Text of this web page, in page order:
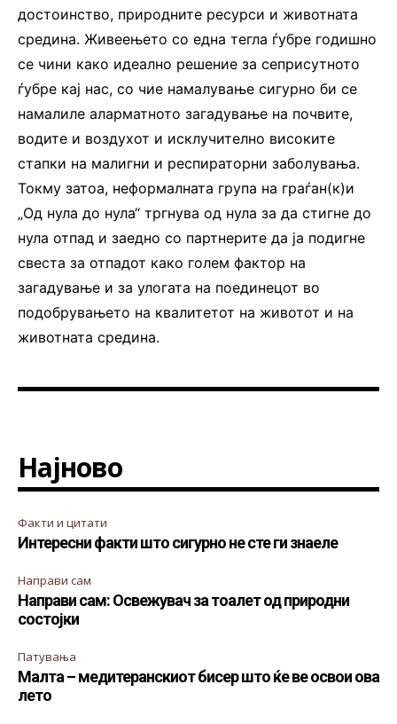
достоинство, природните ресурси и животната
средина. Живеењето со една тегла ѓубре годишно
се чини како идеално решение за сеприсутното
ѓубре кај нас, со чие намалување сигурно би се
намалиле аларматното загадување на почвите,
водите и воздухот и исклучително високите
стапки на малигни и респираторни заболувања.
Токму затоа, неформалната група на граѓан(к)и
„Од нула до нула“ тргнува од нула за да стигне до
нула отпад и заедно со партнерите да ја подигне
свеста за отпадот како голем фактор на
загадување и за улогата на поединецот во
подобрувањето на квалитетот на животот и на
животната средина.
Најново
Факти и цитати
Интересни факти што сигурно не сте ги знаеле
Направи сам
Направи сам: Освежувач за тоалет од природни
состојки
Патувања
Малта – медитеранскиот бисер што ќе ве освои ова
лето